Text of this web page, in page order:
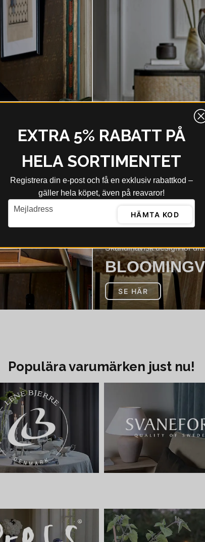
Skandinavisk design för ditt
SE HÄR
Populära varumärken just nu!
EXTRA 5% RABATT PÅ
HELA SORTIMENTET
Registrera din e‑post och få en exklusiv rabattkod –
gäller hela köpet, även på reavaror!
email
Mejladress
HÄMTA KOD